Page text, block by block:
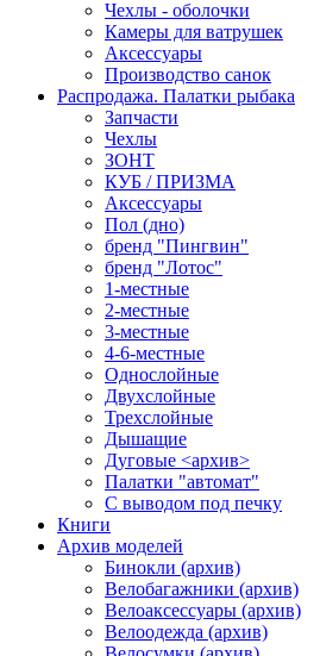
Чехлы - оболочки
Камеры для ватрушек
Аксессуары
Производство санок
Распродажа. Палатки рыбака
Запчасти
Чехлы
ЗОНТ
КУБ / ПРИЗМА
Аксессуары
Пол (дно)
бренд "Пингвин"
бренд "Лотос"
1-местные
2-местные
3-местные
4-6-местные
Однослойные
Двухслойные
Трехслойные
Дышащие
Дуговые <архив>
Палатки "автомат"
C выводом под печку
Книги
Архив моделей
Бинокли (архив)
Велобагажники (архив)
Велоаксессуары (архив)
Велоодежда (архив)